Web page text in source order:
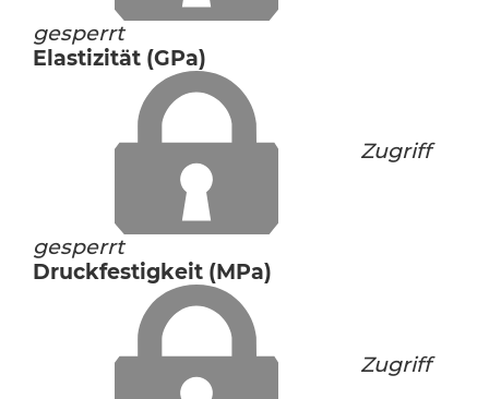
gesperrt
Elastizität (GPa)
Zugriff
gesperrt
Druckfestigkeit (MPa)
Zugriff